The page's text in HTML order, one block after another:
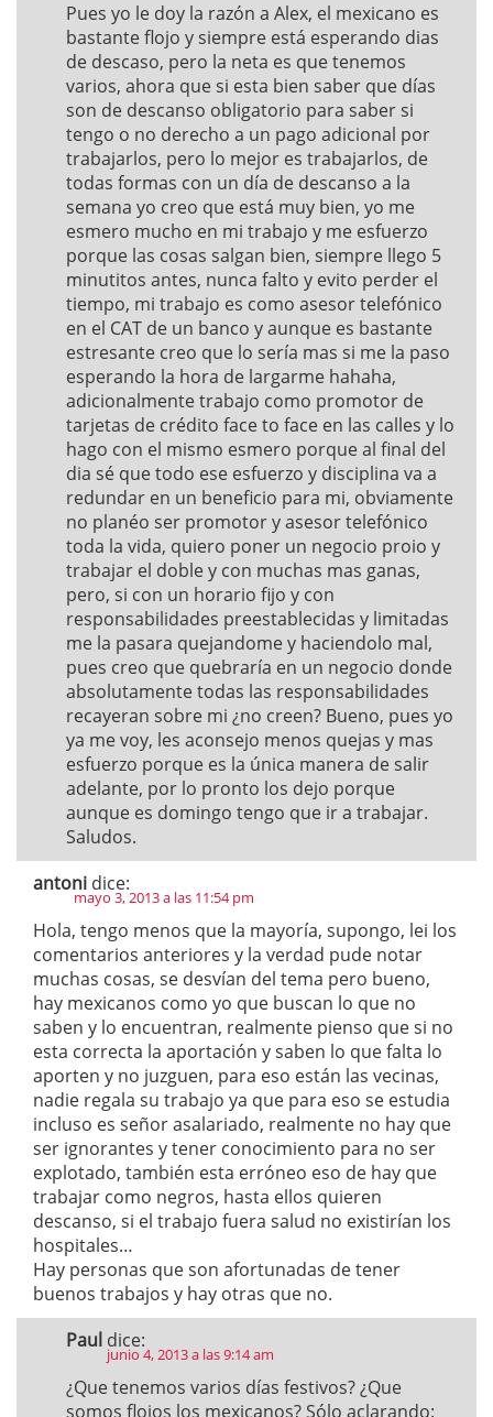
Pues yo le doy la razón a Alex, el mexicano es
bastante flojo y siempre está esperando dias
de descaso, pero la neta es que tenemos
varios, ahora que si esta bien saber que días
son de descanso obligatorio para saber si
tengo o no derecho a un pago adicional por
trabajarlos, pero lo mejor es trabajarlos, de
todas formas con un día de descanso a la
semana yo creo que está muy bien, yo me
esmero mucho en mi trabajo y me esfuerzo
porque las cosas salgan bien, siempre llego 5
minutitos antes, nunca falto y evito perder el
tiempo, mi trabajo es como asesor telefónico
en el CAT de un banco y aunque es bastante
estresante creo que lo sería mas si me la paso
esperando la hora de largarme hahaha,
adicionalmente trabajo como promotor de
tarjetas de crédito face to face en las calles y lo
hago con el mismo esmero porque al final del
dia sé que todo ese esfuerzo y disciplina va a
redundar en un beneficio para mi, obviamente
no planéo ser promotor y asesor telefónico
toda la vida, quiero poner un negocio proio y
trabajar el doble y con muchas mas ganas,
pero, si con un horario fijo y con
responsabilidades preestablecidas y limitadas
me la pasara quejandome y haciendolo mal,
pues creo que quebraría en un negocio donde
absolutamente todas las responsabilidades
recayeran sobre mi ¿no creen? Bueno, pues yo
ya me voy, les aconsejo menos quejas y mas
esfuerzo porque es la única manera de salir
adelante, por lo pronto los dejo porque
aunque es domingo tengo que ir a trabajar.
Saludos.
antoni dice:
mayo 3, 2013 a las 11:54 pm
Hola, tengo menos que la mayoría, supongo, lei los
comentarios anteriores y la verdad pude notar
muchas cosas, se desvían del tema pero bueno,
hay mexicanos como yo que buscan lo que no
saben y lo encuentran, realmente pienso que si no
esta correcta la aportación y saben lo que falta lo
aporten y no juzguen, para eso están las vecinas,
nadie regala su trabajo ya que para eso se estudia
incluso es señor asalariado, realmente no hay que
ser ignorantes y tener conocimiento para no ser
explotado, también esta erróneo eso de hay que
trabajar como negros, hasta ellos quieren
descanso, si el trabajo fuera salud no existirían los
hospitales…
Hay personas que son afortunadas de tener
buenos trabajos y hay otras que no.
Paul dice:
junio 4, 2013 a las 9:14 am
¿Que tenemos varios días festivos? ¿Que
somos flojos los mexicanos? Sólo aclarando: